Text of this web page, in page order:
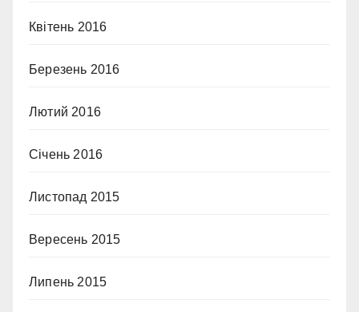
Квітень 2016
Березень 2016
Лютий 2016
Січень 2016
Листопад 2015
Вересень 2015
Липень 2015